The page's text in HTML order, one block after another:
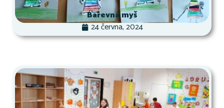
Barevná myš
24 června, 2024